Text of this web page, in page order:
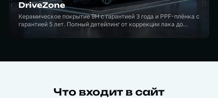
DriveZone
Керамическое покрытие 9H с гарантией 3 года и PPF-плёнка с
гарантией 5 лет. Полный детейлинг от коррекции лака до
Что входит в сайт